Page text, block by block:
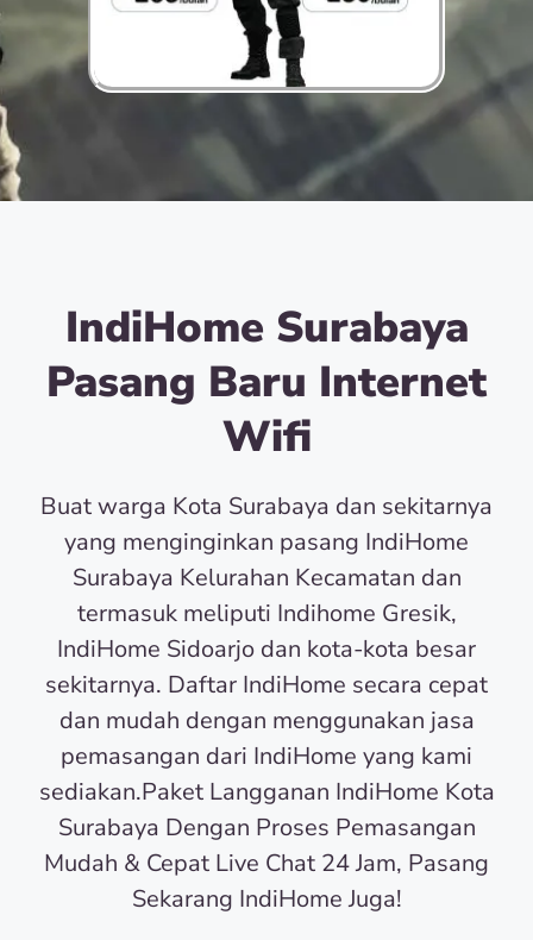
IndiHome Surabaya
Pasang Baru Internet
Wifi
Buat warga Kota Surabaya dan sekitarnya
yang menginginkan pasang IndiHome
Surabaya Kelurahan Kecamatan dan
termasuk meliputi Indihome Gresik,
IndiHome Sidoarjo dan kota-kota besar
sekitarnya. Daftar IndiHome secara cepat
dan mudah dengan menggunakan jasa
pemasangan dari IndiHome yang kami
sediakan.Paket Langganan IndiHome Kota
Surabaya Dengan Proses Pemasangan
Mudah & Cepat Live Chat 24 Jam, Pasang
Sekarang IndiHome Juga!